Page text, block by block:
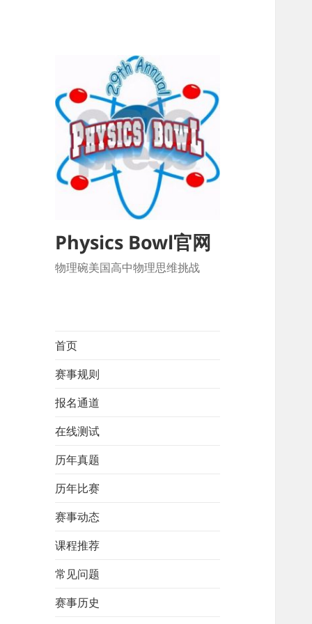
Physics Bowl官网
物理碗美国高中物理思维挑战
首页
赛事规则
报名通道
在线测试
历年真题
历年比赛
赛事动态
课程推荐
常见问题
赛事历史